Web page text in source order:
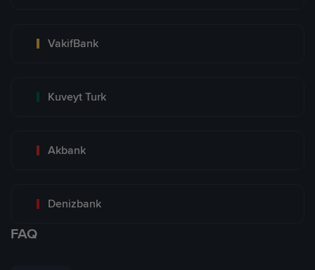
VakifBank
Kuveyt Turk
Akbank
Denizbank
FAQ